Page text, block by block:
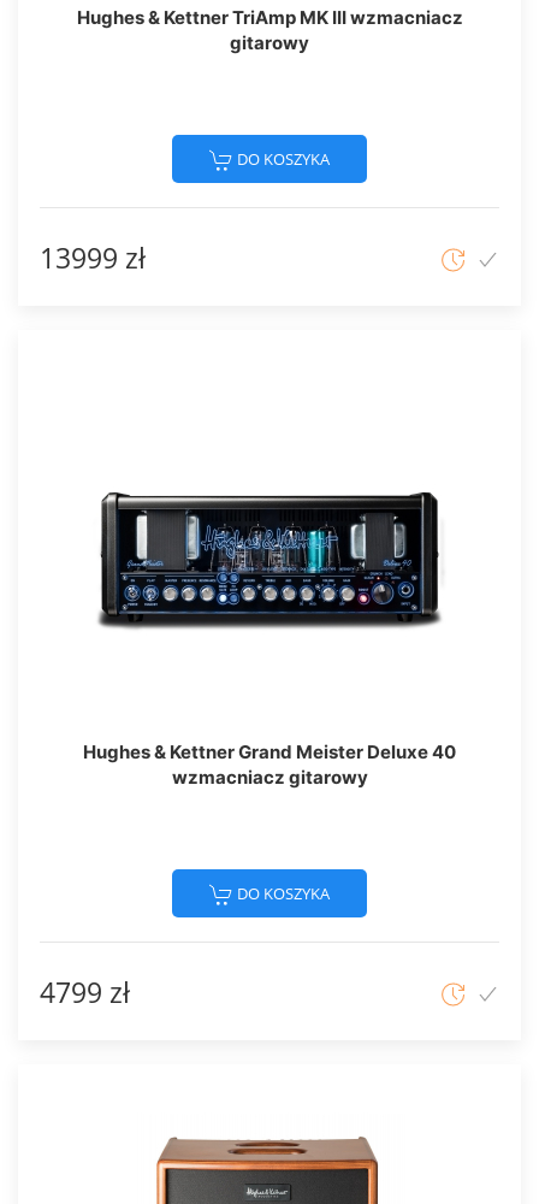
Hughes & Kettner TriAmp MK III wzmacniacz
gitarowy
DO KOSZYKA
13999 zł
Hughes & Kettner Grand Meister Deluxe 40
wzmacniacz gitarowy
DO KOSZYKA
4799 zł